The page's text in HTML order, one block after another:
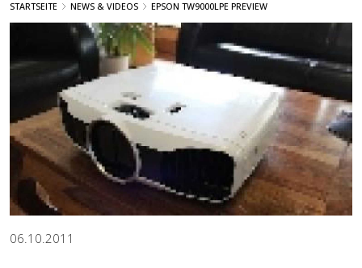
STARTSEITE NEWS & VIDEOS EPSON TW9000LPE PREVIEW
06.10.2011